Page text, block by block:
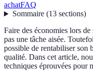
achatFAQ
Sommaire(13 sections)
Faire des économies lors de
pas une tâche aisée.
possible de rentabiliser son
qualité. Dans cet article,
techniques éprouvées pour